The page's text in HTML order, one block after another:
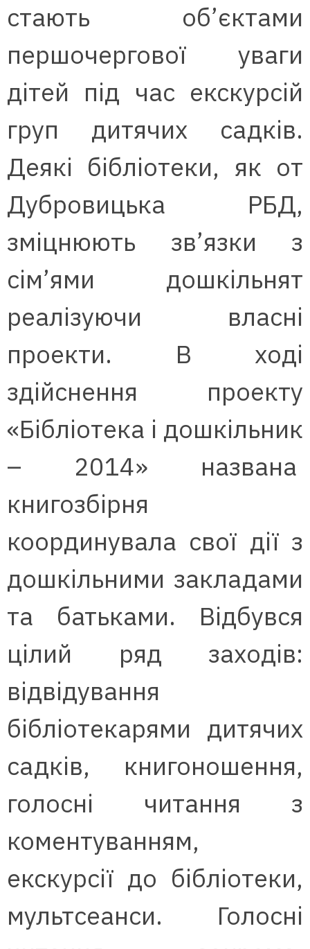
стають об’єктами
першочергової уваги
дітей під час екскурсій
груп дитячих садків.
Деякі бібліотеки, як от
Дубровицька РБД,
зміцнюють зв’язки з
сім’ями дошкільнят
реалізуючи власні
проекти. В ході
здійснення проекту
«Бібліотека і дошкільник
– 2014» названа
книгозбірня
координувала свої дії з
дошкільними закладами
та батьками. Відбувся
цілий ряд заходів:
відвідування
бібліотекарями дитячих
садків, книгоношення,
голосні читання з
коментуванням,
екскурсії до бібліотеки,
мультсеанси. Голосні